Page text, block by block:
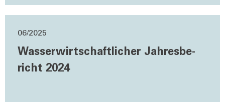
06/2025
Was­ser­wirt­schaft­li­cher Jah­res­be­
richt 2024